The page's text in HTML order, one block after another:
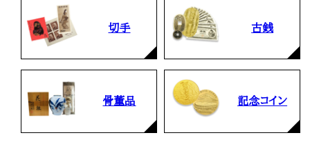
切手 古銭
骨董品 記念コイン